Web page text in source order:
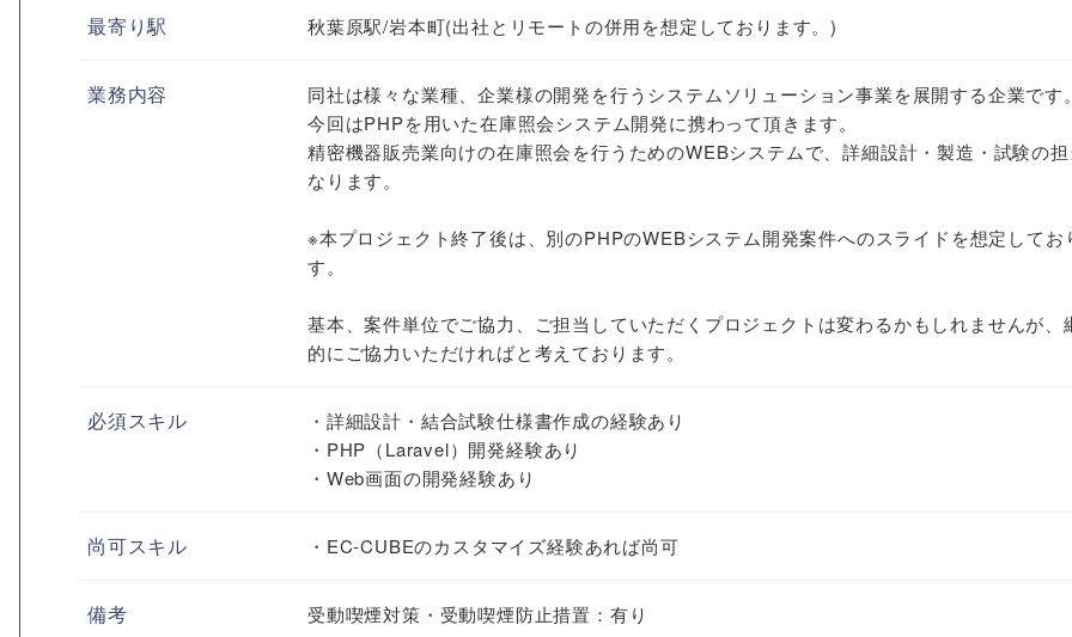
最寄り駅 秋葉原駅/岩本町(出社とリモートの併用を想定しております。)
業務内容
同社は様々な業種、企業様の開発を行うシステムソリューション事業を展開する企業です
今回はPHPを用いた在庫照会システム開発に携わって頂きます。
精密機器販売業向けの在庫照会を行うためのWEBシステムで、詳細設計・製造・試験の
なります。
※本プロジェクト終了後は、別のPHPのWEBシステム開発案件へのスライドを想定してお
す。
基本、案件単位でご協力、ご担当していただくプロジェクトは変わるかもしれませんが、
的にご協力いただければと考えております。
必須スキル
・詳細設計・結合試験仕様書作成の経験あり
・PHP（Laravel）開発経験あり
・Web画面の開発経験あり
尚可スキル ・EC-CUBEのカスタマイズ経験あれば尚可
備考 受動喫煙対策・受動喫煙防止措置：有り